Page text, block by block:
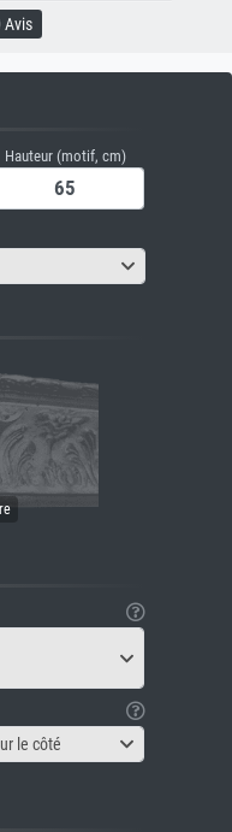
Avis
Hauteur (motif, cm)
le côté